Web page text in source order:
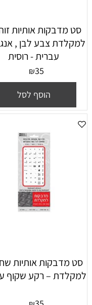
סט מדבקות אותיות
למקלדת צבע לבן ,
עברית - רוסית
₪35
הוסף לסל
סט מדבקות אותיות
למקלדת – רקע שקוף